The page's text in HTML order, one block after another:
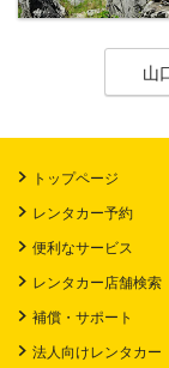
山
トップページ
レンタカー予約
便利なサービス
レンタカー店舗検索
補償・サポート
法人向けレンタカー